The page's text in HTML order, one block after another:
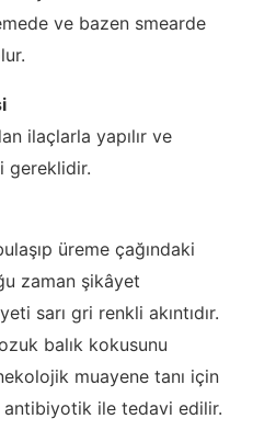
ve bazen smearde
ilaçlarla yapılır ve
gereklidir.
üreme çağındaki
zaman şikâyet
sarı gri renkli akıntıdır.
balık kokusunu
muayene tanı için
ile tedavi edilir.